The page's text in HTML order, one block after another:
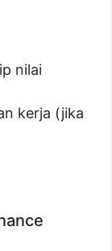
nilai
kerja (jika